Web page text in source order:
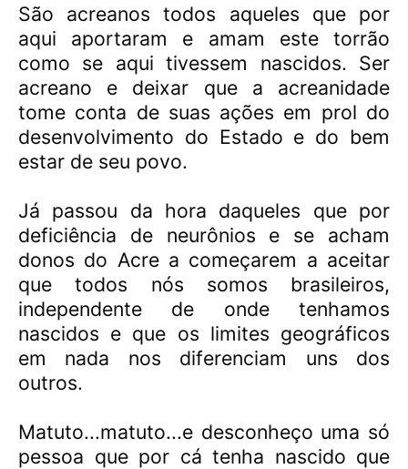
São acreanos todos aqueles que por
aqui aportaram e amam este torrão
como se aqui tivessem nascidos. Ser
acreano e deixar que a acreanidade
tome conta de suas ações em prol do
desenvolvimento do Estado e do bem
estar de seu povo.
Já passou da hora daqueles que por
deficiência de neurônios e se acham
donos do Acre a começarem a aceitar
que todos nós somos brasileiros,
independente de onde tenhamos
nascidos e que os limites geográficos
em nada nos diferenciam uns dos
outros.
Matuto...matuto...e desconheço uma só
pessoa que por cá tenha nascido que